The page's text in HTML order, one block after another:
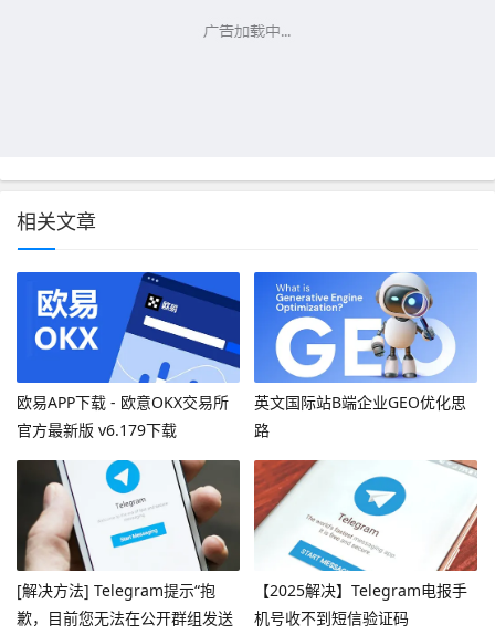
相关文章
欧易APP下载 - 欧意OKX交易所
官方最新版 v6.179下载
英文国际站B端企业GEO优化思
路
[解决方法] Telegram提示“抱
歉，目前您无法在公开群组发送
【2025解决】Telegram电报手
机号收不到短信验证码